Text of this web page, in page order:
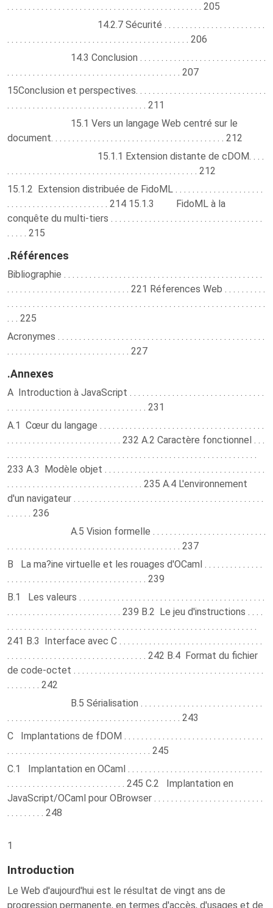
. . . . . . . . . . . . . . . . . . . . . . . . . . . . . . . . . . . . . . . . . . . . . . 205
14.2.7 Sécurité . . . . . . . . . . . . . . . . . . . . . . . .
. . . . . . . . . . . . . . . . . . . . . . . . . . . . . . . . . . . . . . . . . . . 206
14.3 Conclusion . . . . . . . . . . . . . . . . . . . . . . . . . . . . . .
. . . . . . . . . . . . . . . . . . . . . . . . . . . . . . . . . . . . . . . . . 207
15Conclusion et perspectives. . . . . . . . . . . . . . . . . . . . . . . . . . . . . . .
. . . . . . . . . . . . . . . . . . . . . . . . . . . . . . . . . 211
15.1 Vers un langage Web centré sur le
document. . . . . . . . . . . . . . . . . . . . . . . . . . . . . . . . . . . . . . . . . 212
15.1.1 Extension distante de cDOM. . . .
. . . . . . . . . . . . . . . . . . . . . . . . . . . . . . . . . . . . . . . . . . . . . 212
15.1.2 Extension distribuée de FidoML . . . . . . . . . . . . . . . . . . . . .
. . . . . . . . . . . . . . . . . . . . . . . . 214 15.1.3 FidoML à la
conquête du multi-tiers . . . . . . . . . . . . . . . . . . . . . . . . . . . . . . . . . . . .
. . . . . 215
.Références
Bibliographie . . . . . . . . . . . . . . . . . . . . . . . . . . . . . . . . . . . . . . . . . . . . . . .
. . . . . . . . . . . . . . . . . . . . . . . . . . . . . 221 Réferences Web . . . . . . . . . .
. . . . . . . . . . . . . . . . . . . . . . . . . . . . . . . . . . . . . . . . . . . . . . . . . . . . . . . . . . . . .
. . . 225
Acronymes . . . . . . . . . . . . . . . . . . . . . . . . . . . . . . . . . . . . . . . . . . . . . . . . .
. . . . . . . . . . . . . . . . . . . . . . . . . . . . . 227
.Annexes
A Introduction à JavaScript . . . . . . . . . . . . . . . . . . . . . . . . . . . . . . . .
. . . . . . . . . . . . . . . . . . . . . . . . . . . . . . . . . 231
A.1 Cœur du langage . . . . . . . . . . . . . . . . . . . . . . . . . . . . . . . . . . . . . . .
. . . . . . . . . . . . . . . . . . . . . . . . . . . 232 A.2 Caractère fonctionnel . . .
. . . . . . . . . . . . . . . . . . . . . . . . . . . . . . . . . . . . . . . . . . . . . . . . . . . . . . . . . . .
233 A.3 Modèle objet . . . . . . . . . . . . . . . . . . . . . . . . . . . . . . . . . . . . . .
. . . . . . . . . . . . . . . . . . . . . . . . . . . . . . . . 235 A.4 L'environnement
d'un navigateur . . . . . . . . . . . . . . . . . . . . . . . . . . . . . . . . . . . . . . . . . . . . .
. . . . . . 236
A.5 Vision formelle . . . . . . . . . . . . . . . . . . . . . . . . . . .
. . . . . . . . . . . . . . . . . . . . . . . . . . . . . . . . . . . . . . . . . 237
B La ma?ine virtuelle et les rouages d'OCaml . . . . . . . . . . . . . .
. . . . . . . . . . . . . . . . . . . . . . . . . . . . . . . . . 239
B.1 Les valeurs . . . . . . . . . . . . . . . . . . . . . . . . . . . . . . . . . . . . . . . . . . . .
. . . . . . . . . . . . . . . . . . . . . . . . . . . 239 B.2 Le jeu d'instructions . . . .
. . . . . . . . . . . . . . . . . . . . . . . . . . . . . . . . . . . . . . . . . . . . . . . . . . . . . . . . . . .
241 B.3 Interface avec C . . . . . . . . . . . . . . . . . . . . . . . . . . . . . . . . . .
. . . . . . . . . . . . . . . . . . . . . . . . . . . . . . . . . 242 B.4 Format du fichier
de code-octet . . . . . . . . . . . . . . . . . . . . . . . . . . . . . . . . . . . . . . . . . . . . .
. . . . . . . . 242
B.5 Sérialisation . . . . . . . . . . . . . . . . . . . . . . . . . . . . .
. . . . . . . . . . . . . . . . . . . . . . . . . . . . . . . . . . . . . . . . . 243
C Implantations de fDOM . . . . . . . . . . . . . . . . . . . . . . . . . . . . . . . . .
. . . . . . . . . . . . . . . . . . . . . . . . . . . . . . . . . . 245
C.1 Implantation en OCaml . . . . . . . . . . . . . . . . . . . . . . . . . . . . . . . .
. . . . . . . . . . . . . . . . . . . . . . . . . . . . 245 C.2 Implantation en
JavaScript/OCaml pour OBrowser . . . . . . . . . . . . . . . . . . . . . . . . . .
. . . . . . . . . 248
1
Introduction
Le Web d'aujourd'hui est le résultat de vingt ans de
progression permanente, en termes d'accès, d'usages et de